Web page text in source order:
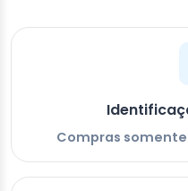
Compras